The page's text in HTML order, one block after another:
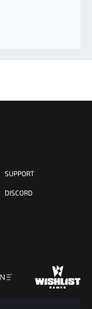
SUPPORT
DISCORD